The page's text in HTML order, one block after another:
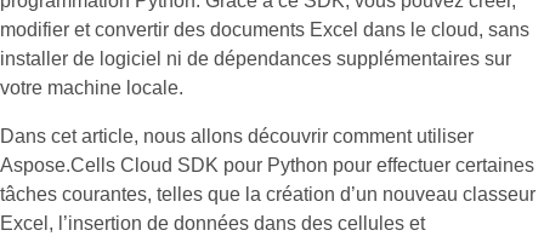
modifier et convertir des documents Excel dans le cloud, sans
installer de logiciel ni de dépendances supplémentaires sur
votre machine locale.
Dans cet article, nous allons découvrir comment utiliser
Aspose.Cells Cloud SDK pour Python pour effectuer certaines
tâches courantes, telles que la création d’un nouveau classeur
Excel, l’insertion de données dans des cellules et